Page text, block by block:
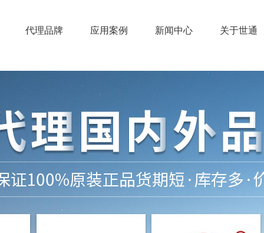
代理品牌 应用案例 新闻中心 关于世通